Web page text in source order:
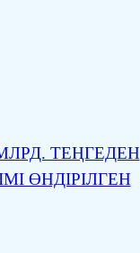
ТЕҢГЕДЕН
ӨНДІРІЛГЕН